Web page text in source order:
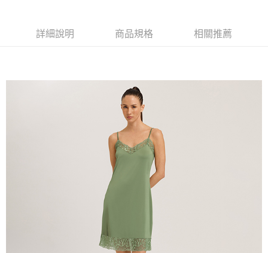
詳細說明 商品規格 相關推薦